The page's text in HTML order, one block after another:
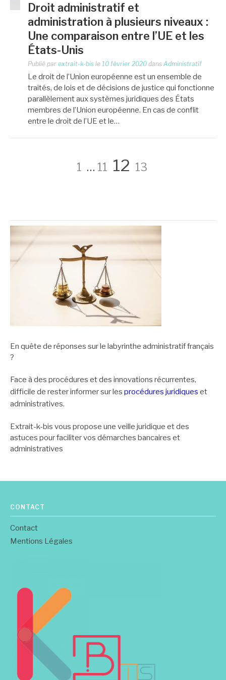
Droit administratif et
administration à plusieurs niveaux :
Une comparaison entre l’UE et les
États-Unis
Publié par extrait-k-bis le 10 février 2020 dans Administratif
Le droit de l’Union européenne est un ensemble de
traités, de lois et de décisions de justice qui fonctionne
parallèlement aux systèmes juridiques des États
membres de l’Union européenne. En cas de conflit
entre le droit de l’UE et le…
Pagination
publications
Page
1 … Page
11 Page
12 Page
13
En quête de réponses sur le labyrinthe administratif français
?
Face à des procédures et des innovations récurrentes,
difficile de rester informer sur les procédures juridiques et
administratives.
Extrait-k-bis vous propose une veille juridique et des
astuces pour faciliter vos démarches bancaires et
administratives
CONTACT
Contact
Mentions Légales